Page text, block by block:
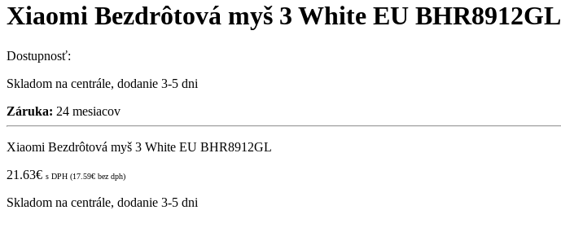
Xiaomi Bezdrôtová myš 3 White EU BHR8912GL
Dostupnosť:
Skladom na centrále, dodanie 3-5 dni
Záruka: 24 mesiacov
Xiaomi Bezdrôtová myš 3 White EU BHR8912GL
21.63€ s DPH (17.59€ bez dph)
Skladom na centrále, dodanie 3-5 dni